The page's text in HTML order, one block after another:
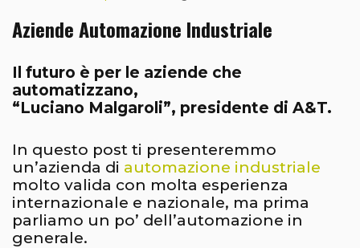
Aziende Automazione Industriale
Il futuro è per le aziende che
automatizzano,
“Luciano Malgaroli”, presidente di A&T.
In questo post ti presenteremmo
un’azienda di automazione industriale
molto valida con molta esperienza
internazionale e nazionale, ma prima
parliamo un po’ dell’automazione in
generale.